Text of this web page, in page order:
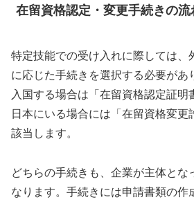
在留資格認定・変更手続きの流
特定技能での受け入れに際しては、
に応じた手続きを選択する必要があ
入国する場合は「在留資格認定証明
日本にいる場合には「在留資格変更
該当します。
どちらの手続きも、企業が主体とな
なります。手続きには申請書類の作